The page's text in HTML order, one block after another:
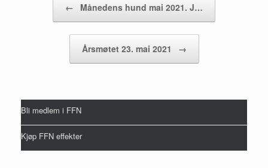
← Månedens hund mai 2021. J…
Årsmøtet 23. mai 2021 →
Bli medlem i FFN
Kjøp FFN effekter